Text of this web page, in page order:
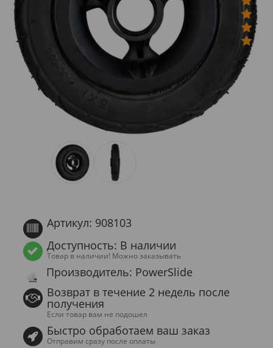
Артикул: 908103
Доступность: В наличии
Товар в наличии! Можно заказывать
Производитель: PowerSlide
Возврат в течение 2 недель после
получения
Если товар вам не подошел
Быстро обработаем ваш заказ
Отправим сразу после оплаты